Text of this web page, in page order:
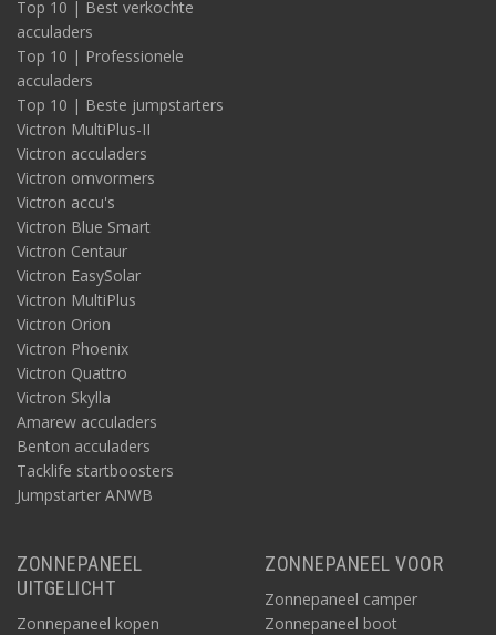
Top 10 | Best verkochte
acculaders
Top 10 | Professionele
acculaders
Top 10 | Beste jumpstarters
Victron MultiPlus-II
Victron acculaders
Victron omvormers
Victron accu's
Victron Blue Smart
Victron Centaur
Victron EasySolar
Victron MultiPlus
Victron Orion
Victron Phoenix
Victron Quattro
Victron Skylla
Amarew acculaders
Benton acculaders
Tacklife startboosters
Jumpstarter ANWB
ZONNEPANEEL
UITGELICHT
Zonnepaneel kopen
ZONNEPANEEL VOOR
Zonnepaneel camper
Zonnepaneel boot